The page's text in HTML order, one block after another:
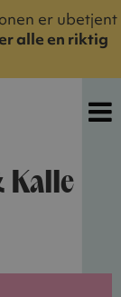
er ubetjent
alle en riktig
Kalle